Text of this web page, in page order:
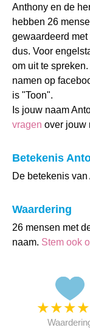
Anthony en de
hebben 26
gewaardeerd
dus. Voor
om uit te
namen op
is "Toon".
Is jouw naam
vragen over jouw
Betekenis
De betekenis
Waardering
26 mensen met
naam. Stem ook
★★★★